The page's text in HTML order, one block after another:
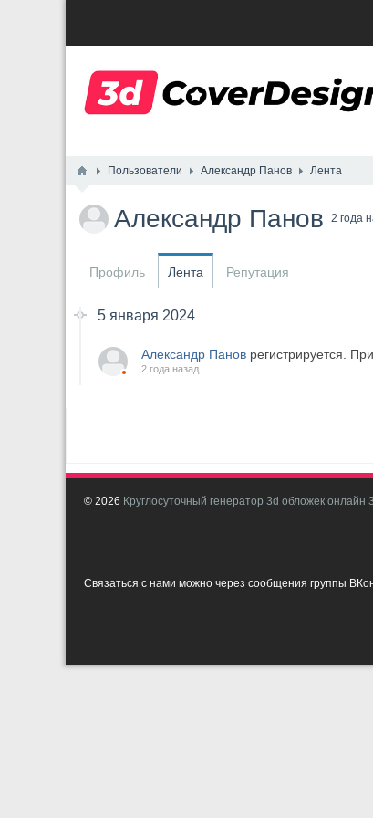
Пользователи Александр Панов Лента
Александр Панов 2 года
Профиль Лента Репутация
5 января 2024
Александр Панов регистрируется.
2 года назад
© 2026 Круглосуточный генератор 3d обложек онлайн
Связаться с нами можно через сообщения группы